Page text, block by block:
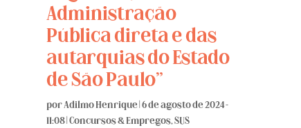
Administração
Pública direta e das
autarquias do Estado
de São Paulo”
porAdilmo Henrique |6 de agosto de 2024 -
11:08 |Concursos & Empregos,SUS